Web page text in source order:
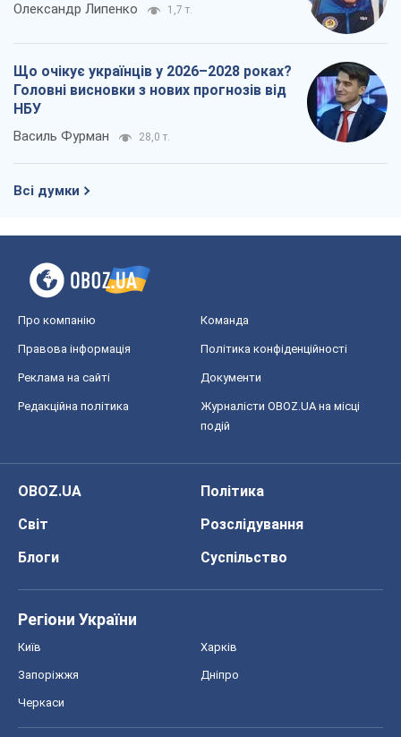
Олександр Липенко 1,7 т.
Що очікує українців у 2026–2028 роках?
Головні висновки з нових прогнозів від
НБУ
Василь Фурман 28,0 т.
Всі думки
Про компанію Команда
Правова інформація Політика конфіденційності
Реклама на сайті Документи
Редакційна політика
Журналісти OBOZ.UA на місці
подій
OBOZ.UA
Політика
Світ
Розслідування
Блоги
Суспільство
Регіони України
Київ Харків
Запоріжжя Дніпро
Черкаси